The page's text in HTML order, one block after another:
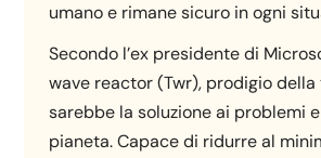
umano e rimane sicuro in ogni
Secondo l’ex presidente di
wave reactor (Twr), prodigio della
sarebbe la soluzione ai problemi
pianeta. Capace di ridurre al